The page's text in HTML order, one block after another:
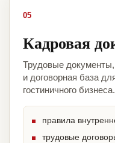
05
Кадровая
Трудовые
и договорная база
гостиничного бизнеса.
правила
трудовые